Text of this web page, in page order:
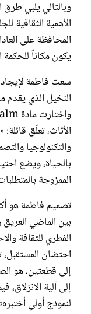
وبالتالي يلبي
الأهمية الثقافية
المحافظة على
يكون مكاناً
سعت فاطمة
النخيل الذي يقدم
الأثاث، تعلّق
والتكنولوجيا
بالحياة، ويضع
الممزوجة
تصميم فاطمة هو
بين الماضي
الفطري للثقافة
احتضان
إلى قطعتين، هو
إلى آلية الانزلاق،
لنموذج أولي